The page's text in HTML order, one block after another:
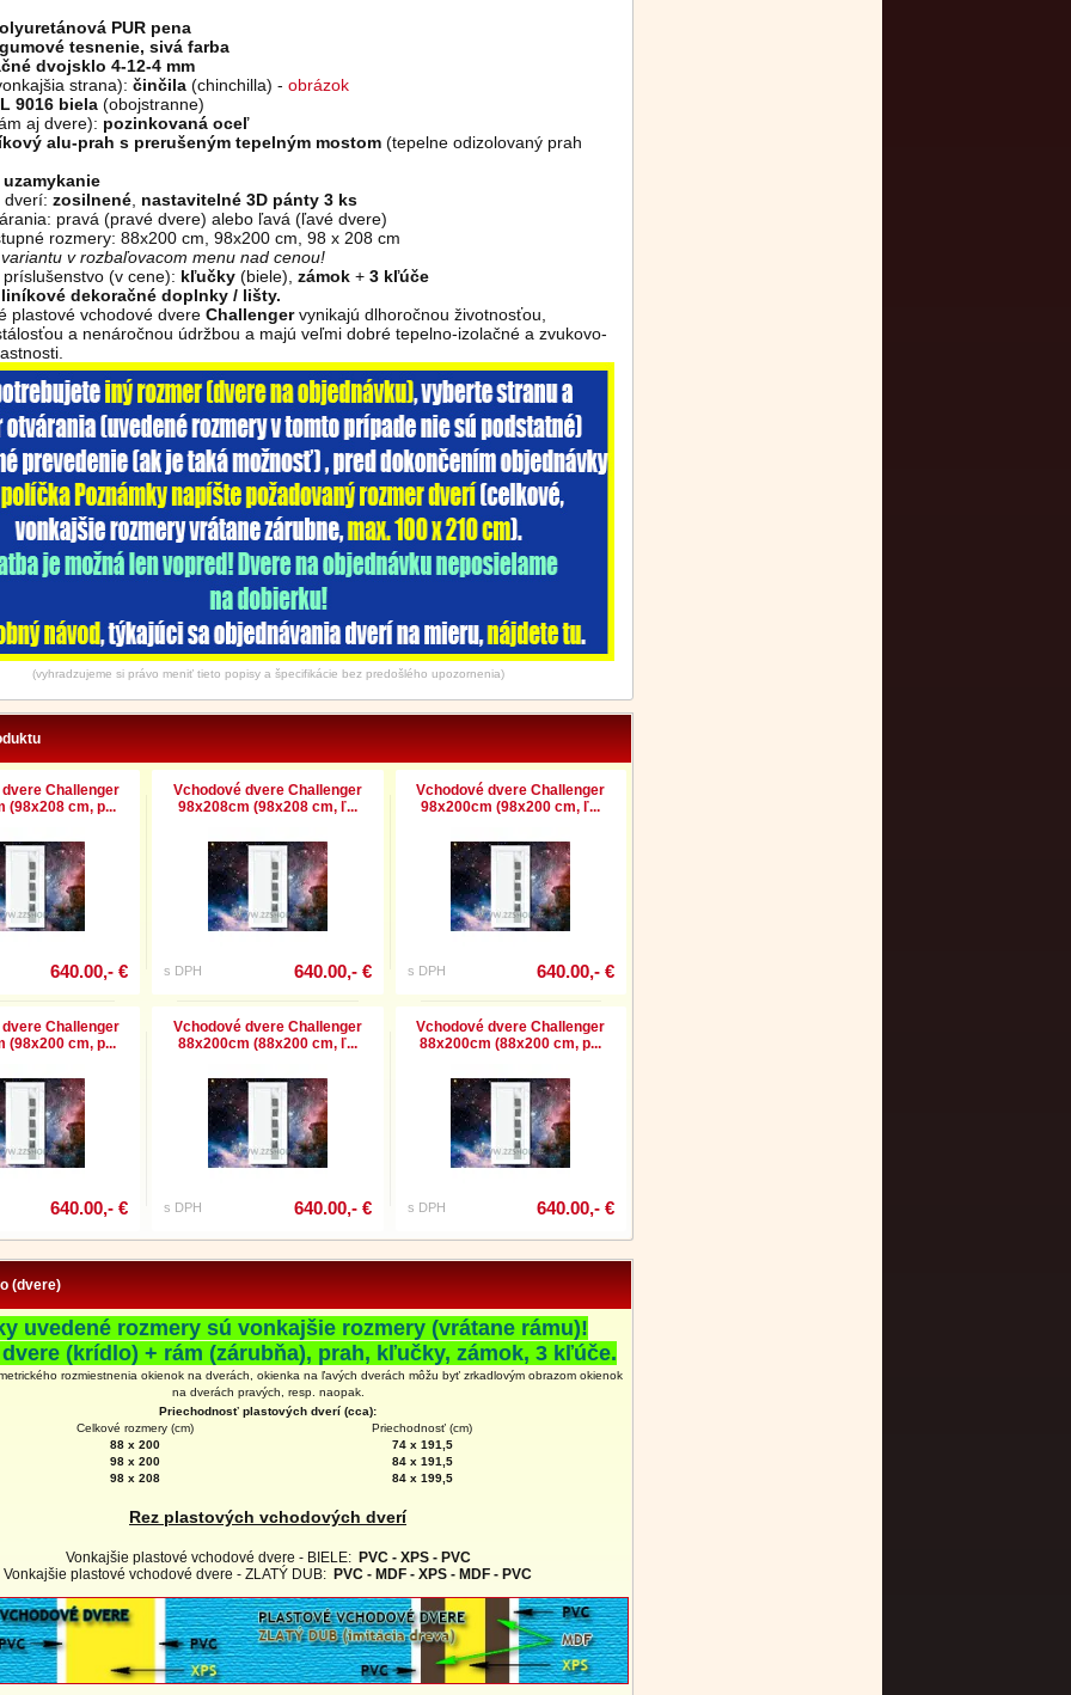
PUR pena
tesnenie, sivá farba
dvojsklo 4-12-4 mm
strana): činčila(chinchilla) - obrázok
9016 biela(obojstranne)
aj dvere): pozinkovaná oceľ
alu-prah s prerušeným tepelným mostom(tepelne odizolovaný prah
dverí: zosilnené, nastavitelné 3D pánty 3 ks
pravá (pravé dvere) alebo ľavá (ľavé dvere)
rozmery: 88x200 cm, 98x200 cm, 98 x 208 cm
v rozbaľovacom menu nad cenou!
(v cene): kľučky(biele), zámok+ 3 kľúče
dekoračné doplnky / lišty.
plastové vchodové dvere Challengervynikajú dlhoročnou životnosťou,
a nenáročnou údržbou a majú veľmi dobré tepelno-izolačné a zvukovo-
(vyhradzujeme si právo meniť tieto popisy a špecifikácie bez predošlého upozornenia)
Challenger
(98x208 cm, p...
640.00,- €
Vchodové dvere Challenger
98x208cm (98x208 cm, ľ...
s DPH 640.00,- €
Vchodové dvere Challenger
98x200cm (98x200 cm, ľ...
s DPH 640.00,- €
Challenger
(98x200 cm, p...
640.00,- €
Vchodové dvere Challenger
88x200cm (88x200 cm, ľ...
s DPH 640.00,- €
Vchodové dvere Challenger
88x200cm (88x200 cm, p...
s DPH 640.00,- €
(dvere)
uvedené rozmery sú vonkajšie rozmery (vrátane rámu)!
(krídlo) + rám (zárubňa), prah, kľučky, zámok, 3 kľúče.
rozmiestnenia okienok na dverách, okienka na ľavých dverách môžu byť zrkadlovým obrazom okienok
na dverách pravých, resp. naopak.
Priechodnosť plastových dverí (cca):
Celkové rozmery (cm)
Priechodnosť (cm)
88 x 200
74 x 191,5
98 x 200
84 x 191,5
98 x 208
84 x 199,5
Rez plastových vchodových dverí
Vonkajšie plastové vchodové dvere - BIELE: PVC - XPS - PVC
Vonkajšie plastové vchodové dvere - ZLATÝ DUB: PVC - MDF - XPS - MDF - PVC